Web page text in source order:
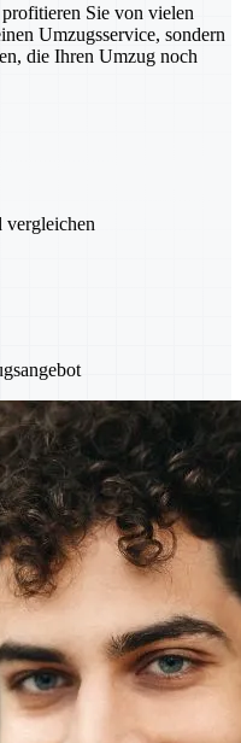
Sie von vielen
Umzugsservice, sondern
die Ihren Umzug noch